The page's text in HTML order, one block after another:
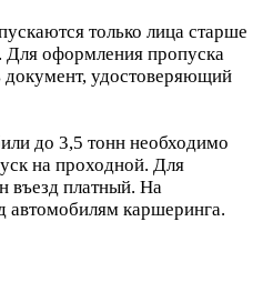
только лица старше
Для оформления пропуска
удостоверяющий
до 3,5 тонн необходимо
на проходной. Для
въезд платный. На
автомобилям каршеринга.